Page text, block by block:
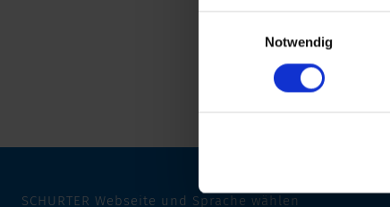
Notwendig
SCHURTER Webseite und Sprache wählen